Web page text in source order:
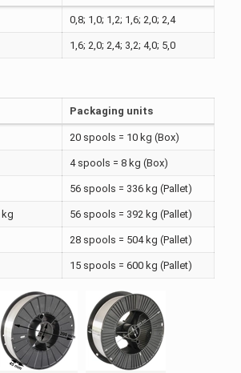
0,8; 1,0; 1,2; 1,6; 2,0; 2,4
1,6; 2,0; 2,4; 3,2; 4,0; 5,0
Packaging units
20 spools = 10 kg (Box)
4 spools = 8 kg (Box)
56 spools = 336 kg (Pallet)
kg 56 spools = 392 kg (Pallet)
28 spools = 504 kg (Pallet)
15 spools = 600 kg (Pallet)